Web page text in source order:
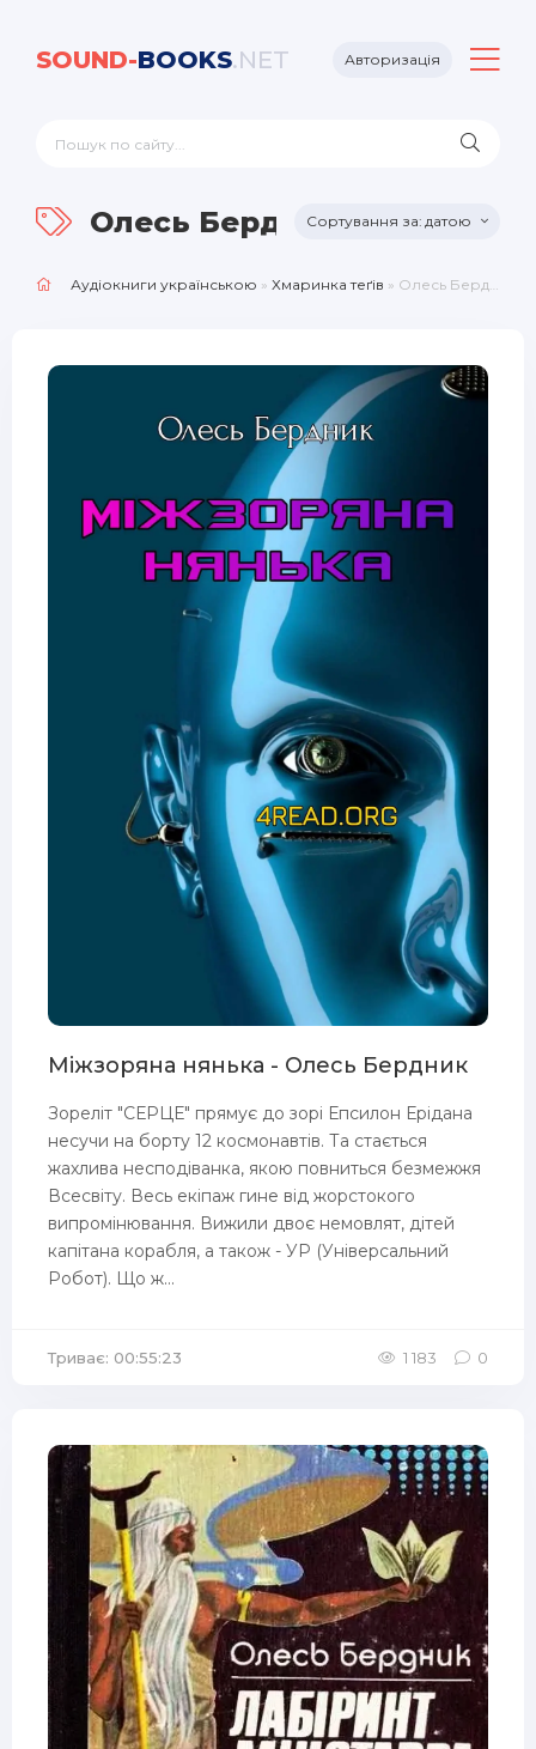
SOUND-BOOKS.NET Авторизація
Олесь Бердник датою
Аудіокниги українською » Хмаринка теґів » Олесь Бердник
Міжзоряна нянька - Олесь Бердник
Зореліт "СЕРЦЕ" прямує до зорі Епсилон Ерідана
несучи на борту 12 космонавтів. Та стається
жахлива несподіванка, якою повниться безмежжя
Всесвіту. Весь екіпаж гине від жорстокого
випромінювання. Вижили двоє немовлят, дітей
капітана корабля, а також - УР (Універсальний
Робот). Що ж...
Триває: 00:55:23 1 183 0